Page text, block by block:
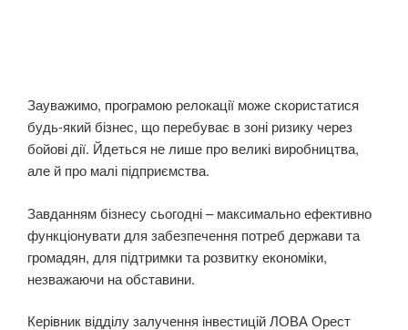
Зауважимо, програмою релокації може скористатися
будь-який бізнес, що перебуває в зоні ризику через
бойові дії. Йдеться не лише про великі виробництва,
але й про малі підприємства.
Завданням бізнесу сьогодні – максимально ефективно
функціонувати для забезпечення потреб держави та
громадян, для підтримки та розвитку економіки,
незважаючи на обставини.
Керівник відділу залучення інвестицій ЛОВА Орест